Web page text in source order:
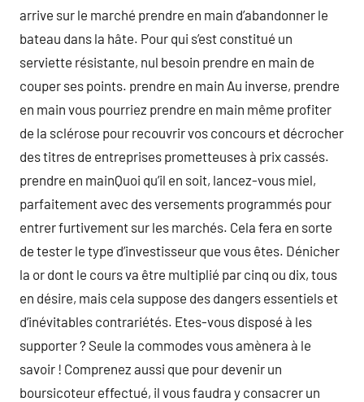
arrive sur le marché prendre en main d’abandonner le
bateau dans la hâte. Pour qui s’est constitué un
serviette résistante, nul besoin prendre en main de
couper ses points. prendre en main Au inverse, prendre
en main vous pourriez prendre en main même profiter
de la sclérose pour recouvrir vos concours et décrocher
des titres de entreprises prometteuses à prix cassés.
prendre en mainQuoi qu’il en soit, lancez-vous miel,
parfaitement avec des versements programmés pour
entrer furtivement sur les marchés. Cela fera en sorte
de tester le type d’investisseur que vous êtes. Dénicher
la or dont le cours va être multiplié par cinq ou dix, tous
en désire, mais cela suppose des dangers essentiels et
d’inévitables contrariétés. Etes-vous disposé à les
supporter ? Seule la commodes vous amènera à le
savoir ! Comprenez aussi que pour devenir un
boursicoteur effectué, il vous faudra y consacrer un